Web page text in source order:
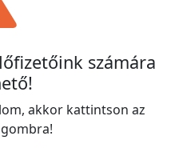
számára
akkor kattintson az